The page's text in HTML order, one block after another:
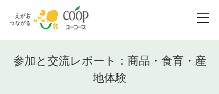
参加と交流レポート：商品・食育・産
地体験